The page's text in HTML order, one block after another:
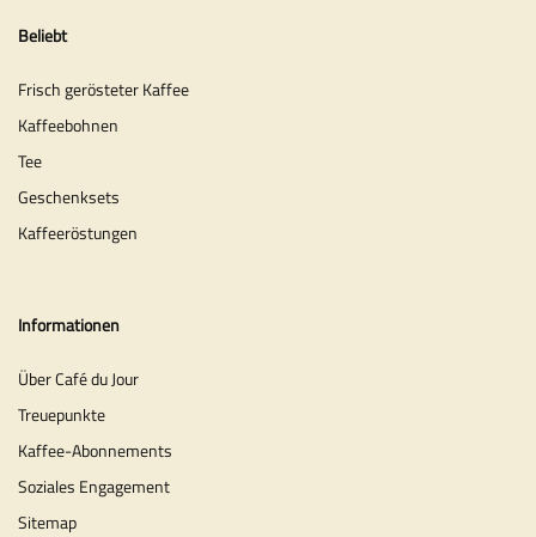
Beliebt
Frisch gerösteter Kaffee
Kaffeebohnen
Tee
Geschenksets
Kaffeeröstungen
Informationen
Über Café du Jour
Treuepunkte
Kaffee-Abonnements
Soziales Engagement
Sitemap